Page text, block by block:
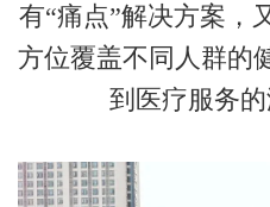
有“痛点”解决方案，
方位覆盖不同人群的
到医疗服务的